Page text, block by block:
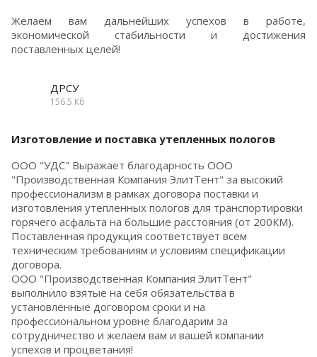
Желаем вам дальнейших успехов в работе,
экономической стабильности и достижения
поставленных целей!
ДРСУ
156.5 Кб
Изготовление и поставка утепленных пологов
ООО "УДС" Выражает благодарность ООО
"Производственная Компания ЭлитТент" за высокий
профессионализм в рамках договора поставки и
изготовления утепленных пологов для транспортировки
горячего асфальта на большие расстояния (от 200КМ).
Поставленная продукция соответствует всем
техническим требованиям и условиям спецификации
договора.
ООО "Производственная Компания ЭлитТент"
выполнило взятые на себя обязательства в
установленные договором сроки и на
профессиональном уровне благодарим за
сотрудничество и желаем вам и вашей компании
успехов и процветания!